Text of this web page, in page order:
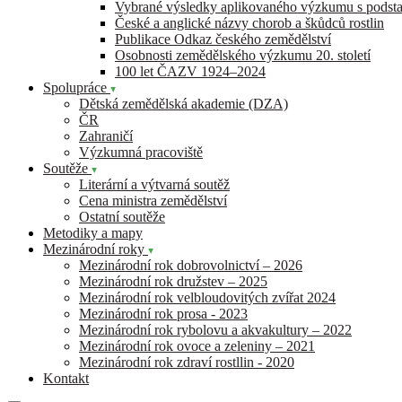
Vybrané výsledky aplikovaného výzkumu s
České a anglické názvy chorob a škůdců rostlin
Publikace Odkaz českého zemědělství
Osobnosti zemědělského výzkumu 20. století
100 let ČAZV 1924–2024
Spolupráce
Dětská zemědělská akademie (DZA)
ČR
Zahraničí
Výzkumná pracoviště
Soutěže
Literární a výtvarná soutěž
Cena ministra zemědělství
Ostatní soutěže
Metodiky a mapy
Mezinárodní roky
Mezinárodní rok dobrovolnictví – 2026
Mezinárodní rok družstev – 2025
Mezinárodní rok velbloudovitých zvířat 2024
Mezinárodní rok prosa - 2023
Mezinárodní rok rybolovu a akvakultury – 2022
Mezinárodní rok ovoce a zeleniny – 2021
Mezinárodní rok zdraví rostllin - 2020
Kontakt